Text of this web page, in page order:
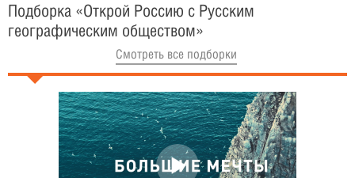
О проекте
Подборка «Открой Россию с Русским
географическим обществом»
Cмотреть все подборки